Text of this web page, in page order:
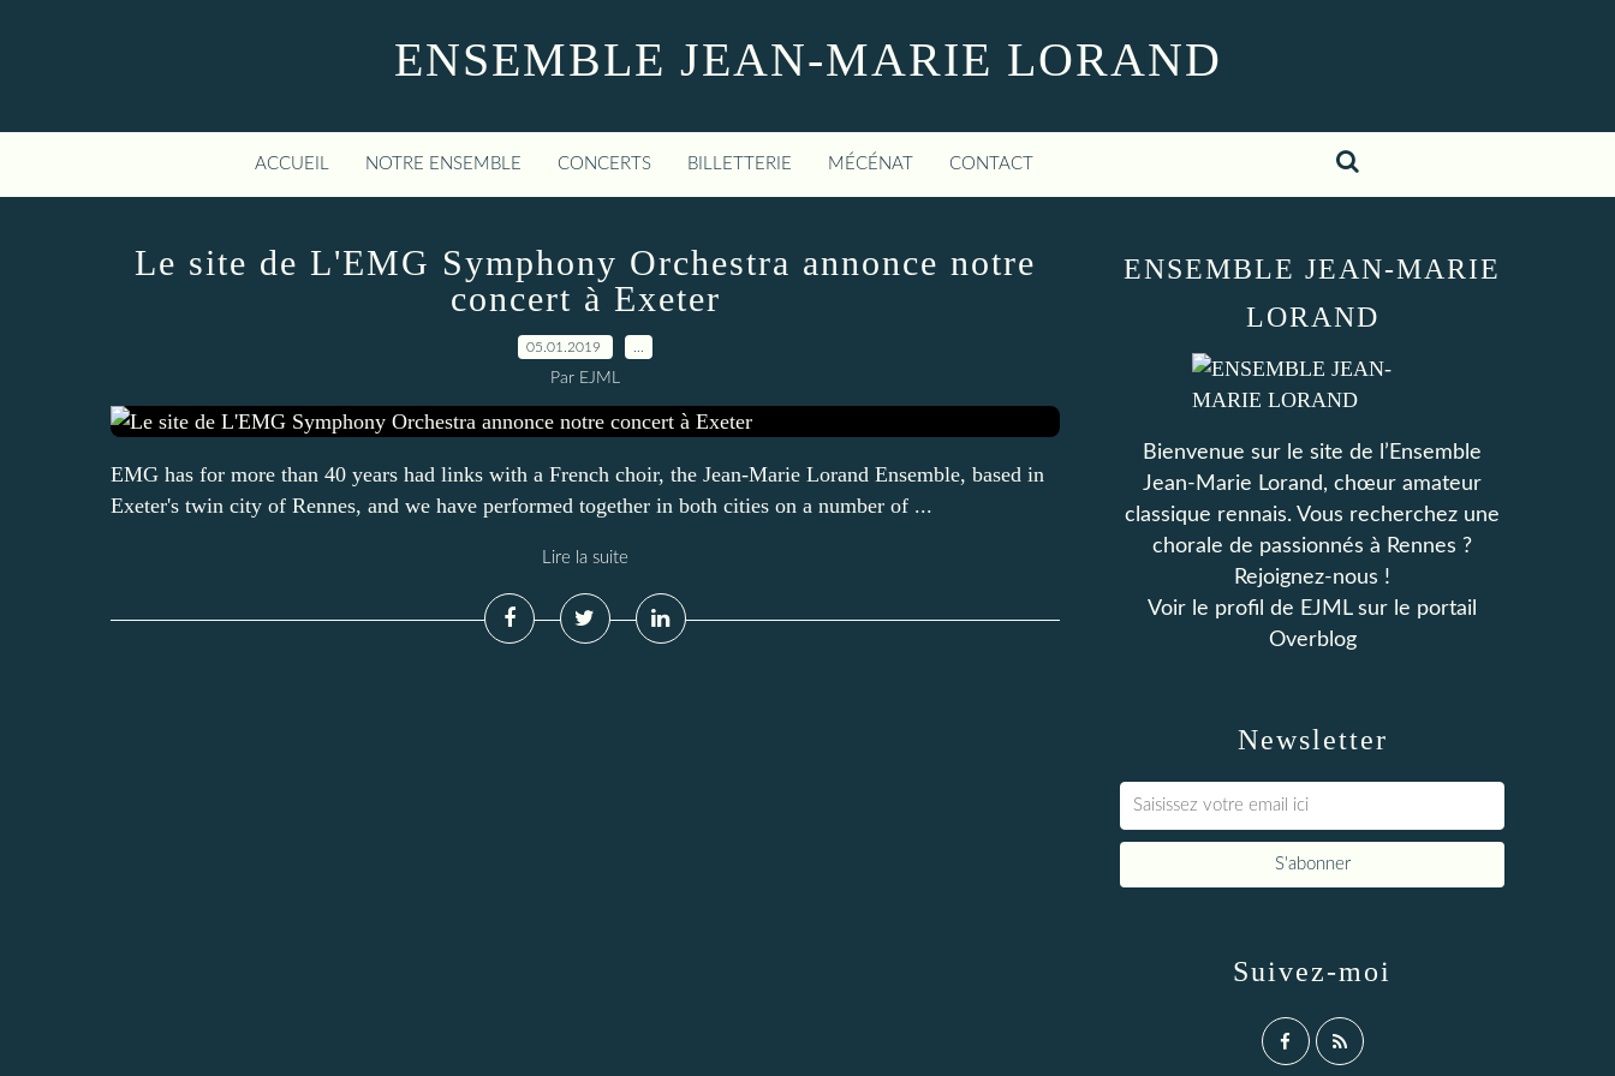
ENSEMBLE JEAN-MARIE LORAND
ACCUEIL NOTRE ENSEMBLE CONCERTS BILLETTERIE MÉCÉNAT CONTACT
Le site de L'EMG Symphony Orchestra annonce notre
concert à Exeter
05.01.2019
Par EJML
EMG has for more than 40 years had links with a French choir, the Jean-Marie Lorand Ensemble, based in
Exeter's twin city of Rennes, and we have performed together in both cities on a number of ...
Lire la suite
Newsletter
ENSEMBLE JEAN-MARIE
LORAND
Bienvenue sur le site de l’Ensemble
Jean-Marie Lorand, chœur amateur
classique rennais. Vous recherchez une
chorale de passionnés à Rennes ?
Rejoignez-nous !
Voir le profil de EJMLsur le portail
Overblog
Suivez-moi